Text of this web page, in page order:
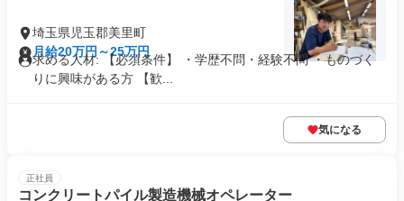
埼玉県児玉郡美里町
月給20万円～25万円
求める人材: 【必須条件】 ・学歴不問・経験不問 ・ものづく
りに興味がある方 【歓...
気になる
正社員
コンクリートパイル製造機械オペレーター